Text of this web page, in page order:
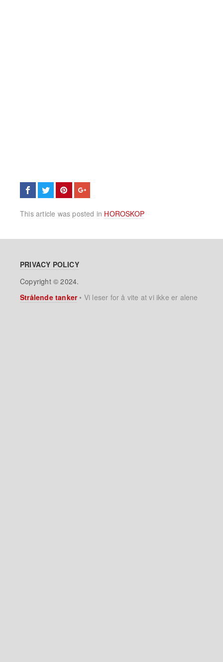
This article was posted in HOROSKOP
PRIVACY POLICY
Copyright © 2024.
Strålende tanker• Vi leser for å vite at vi ikke er alene